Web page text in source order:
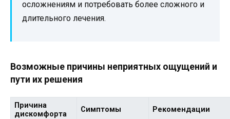
осложнениям и потребовать более сложного и
длительного лечения.
Возможные причины неприятных ощущений и
пути их решения
Причина
дискомфорта
Симптомы Рекомендации